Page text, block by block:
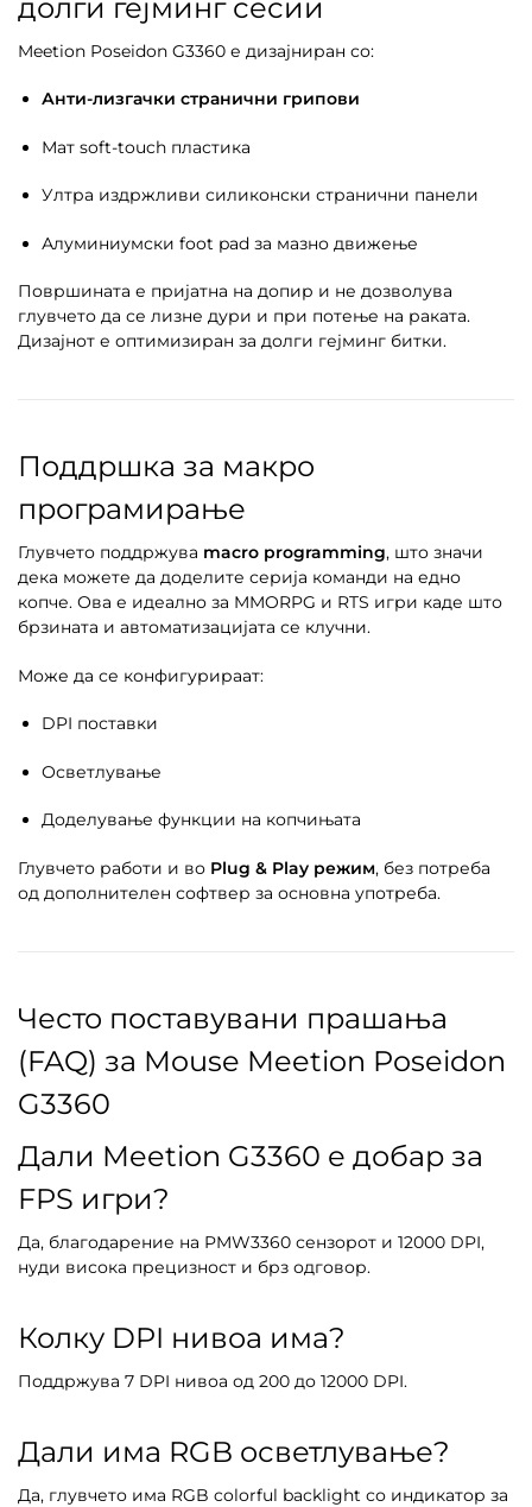
долги гејминг сесии
Meetion Poseidon G3360 е дизајниран со:
Анти-лизгачки странични грипови
Мат soft-touch пластика
Ултра издржливи силиконски странични панели
Алуминиумски foot pad за мазно движење
Површината е пријатна на допир и не дозволува
глувчето да се лизне дури и при потење на раката.
Дизајнот е оптимизиран за долги гејминг битки.
Поддршка за макро
програмирање
Глувчето поддржува macro programming, што значи
дека можете да доделите серија команди на едно
копче. Ова е идеално за MMORPG и RTS игри каде што
брзината и автоматизацијата се клучни.
Може да се конфигурираат:
DPI поставки
Осветлување
Доделување функции на копчињата
Глувчето работи и во Plug & Play режим, без потреба
од дополнителен софтвер за основна употреба.
Често поставувани прашања
(FAQ) за Mouse Meetion Poseidon
G3360
Дали Meetion G3360 е добар за
FPS игри?
Да, благодарение на PMW3360 сензорот и 12000 DPI,
нуди висока прецизност и брз одговор.
Колку DPI нивоа има?
Поддржува 7 DPI нивоа од 200 до 12000 DPI.
Дали има RGB осветлување?
Да, глувчето има RGB colorful backlight со индикатор за